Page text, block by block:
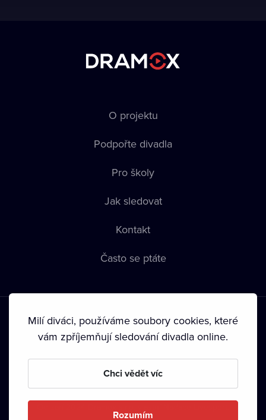
O projektu
Podpořte divadla
Pro školy
Jak sledovat
Kontakt
Často se ptáte
Podmínky používání • Ochrana soukromí • Zásady používání
• Autorská práva•
Milí diváci, používáme soubory cookies, které
vám zpříjemňují sledování divadla online.
Chci vědět víc
Rozumím